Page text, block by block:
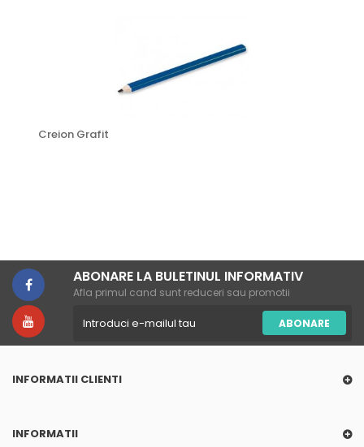
Creion Grafit
ABONARE LA BULETINUL INFORMATIV
Afla primul cand sunt reduceri sau promotii
ABONARE
INFORMATII CLIENTI
INFORMATII